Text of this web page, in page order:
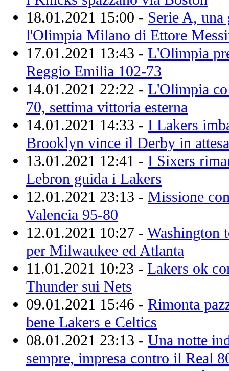
18.01.2021 15:00 - Serie A, una
l'Olimpia Milano di Ettore
17.01.2021 13:43 - L'Olimpia
Reggio Emilia 102-73
14.01.2021 22:22 - L'Olimpia
70, settima vittoria esterna
14.01.2021 14:33 - I Lakers
Brooklyn vince il Derby in
13.01.2021 12:41 - I Sixers
Lebron guida i Lakers
12.01.2021 23:13 - Missione
Valencia 95-80
12.01.2021 10:27 - Washington
per Milwaukee ed Atlanta
11.01.2021 10:23 - Lakers ok
Thunder sui Nets
09.01.2021 15:46 - Rimonta
bene Lakers e Celtics
08.01.2021 23:13 - Una notte
sempre, impresa contro il Real